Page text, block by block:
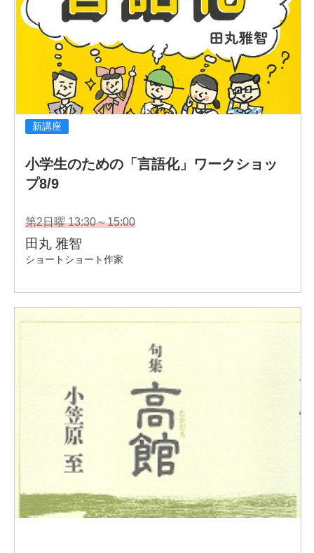
渡辺 祐真（ワタナベスケザネ）：
1992年生まれ。東京都出身。
東京のゲーム会社でシナリオライターとして勤務する傍
ら、2021年から文筆家、書評家、書評系YouTuberとして
活動。テレビやラジオなどの各種メディア出演、トークイ
掛ける。
毎日新聞文芸時評担当(2022年4月～)。
ロジスト』（田畑書店）。連載に『スピン/spin』（河出書
房新社）、「純喫茶で名文を」(ポータルサイト「ケムー
ル」)など。著作に「本棚がイギリスの麦畑に思えたと
む」」(『短歌研究2021年6月号』) 、「「推し」て、知る
YouTubeチャンネル「スケザネ図書館」では、書評や書店
の探訪、ゲストとの対談など、多数の動画を展開してい